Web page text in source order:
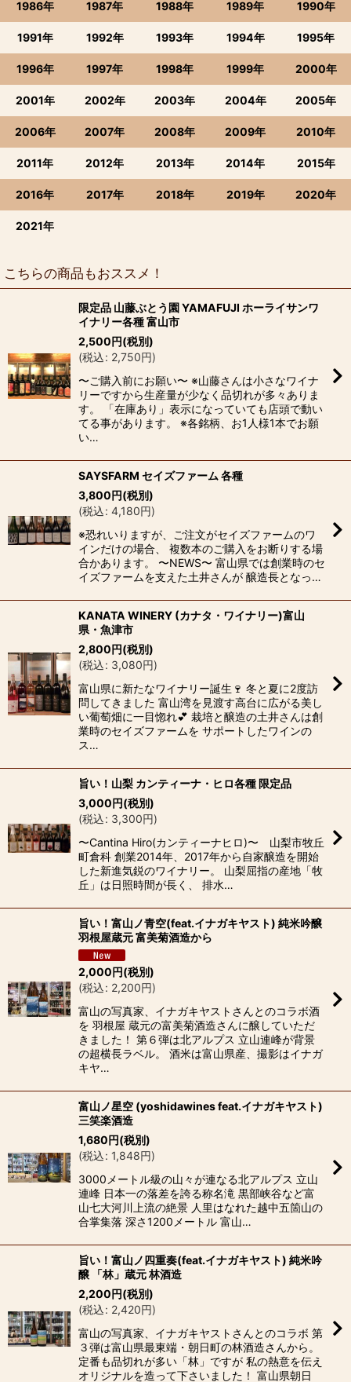
1986年 1987年 1988年 1989年 1990年
1991年 1992年 1993年 1994年 1995年
1996年 1997年 1998年 1999年 2000年
2001年 2002年 2003年 2004年 2005年
2006年 2007年 2008年 2009年 2010年
2011年 2012年 2013年 2014年 2015年
2016年 2017年 2018年 2019年 2020年
2021年
こちらの商品もおススメ！
限定品 山藤ぶとう園 YAMAFUJI ホーライサンワ
イナリー各種 富山市
2,500円(税別)
(税込: 2,750円)
〜ご購入前にお願い〜 ※山藤さんは小さなワイナ
リーですから生産量が少なく品切れが多々ありま
す。 「在庫あり」表示になっていても店頭で動い
てる事があります。 ※各銘柄、お1人様1本でお願
い…
SAYSFARM セイズファーム 各種
3,800円(税別)
(税込: 4,180円)
※恐れいりますが、ご注文がセイズファームのワ
インだけの場合、 複数本のご購入をお断りする場
合かあります。 〜NEWS〜 富山県では創業時のセ
イズファームを支えた土井さんが 醸造長となっ…
KANATA WINERY (カナタ・ワイナリー)富山
県・魚津市
2,800円(税別)
(税込: 3,080円)
富山県に新たなワイナリー誕生🍷 冬と夏に2度訪
問してきました 富山湾を見渡す高台に広がる美し
い葡萄畑に一目惚れ💕 栽培と醸造の土井さんは創
業時のセイズファームを サポートしたワインの
ス…
旨い！山梨 カンティーナ・ヒロ各種 限定品
3,000円(税別)
(税込: 3,300円)
〜Cantina Hiro(カンティーナヒロ)〜 山梨市牧丘
町倉科 創業2014年、2017年から自家醸造を開始
した新進気鋭のワイナリー。 山梨屈指の産地「牧
丘」は日照時間が長く、 排水…
旨い！富山ノ青空(feat.イナガキヤスト) 純米吟醸
羽根屋蔵元 富美菊酒造から
2,000円(税別)
(税込: 2,200円)
富山の写真家、イナガキヤストさんとのコラボ酒
を 羽根屋 蔵元の富美菊酒造さんに醸していただ
きました！ 第６弾は北アルプス 立山連峰が背景
の超横長ラベル。 酒米は富山県産、撮影はイナガ
キヤ…
富山ノ星空 (yoshidawines feat.イナガキヤスト)
三笑楽酒造
1,680円(税別)
(税込: 1,848円)
3000メートル級の山々が連なる北アルプス 立山
連峰 日本一の落差を誇る称名滝 黒部峡谷など富
山七大河川上流の絶景 人里はなれた越中五箇山の
合掌集落 深さ1200メートル 富山…
旨い！富山ノ四重奏(feat.イナガキヤスト) 純米吟
醸 「林」蔵元 林酒造
2,200円(税別)
(税込: 2,420円)
富山の写真家、イナガキヤストさんとのコラボ 第
３弾は富山県最東端・朝日町の林酒造さんから。
定番も品切れが多い「林」ですが 私の熱意を伝え
オリジナルを造って下さいました！ 富山県朝日